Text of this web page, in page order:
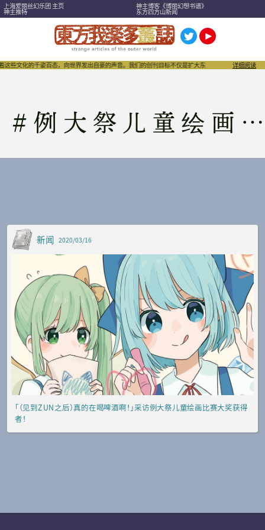
上海爱丽丝幻乐团 主页 神主博客《博丽幻想书谱》
神主推特 东方四方山新闻
文化的千姿百态，向世界发出自豪的声音。我们的创刊目标不仅是扩大东方Project，也希望
详细阅读
# 例大祭儿童绘画比赛
新闻 2020/03/16
「（见到ZUN之后）真的在喝啤酒啊！」采访例大祭儿童绘画比赛大奖获得
者！